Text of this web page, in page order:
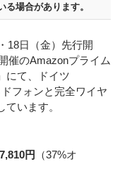
場合があります。
18日（金）先行開
催のAmazonプライム
」にて、ドイツ
フォンと完全ワイヤ
います。
円
（37%オ